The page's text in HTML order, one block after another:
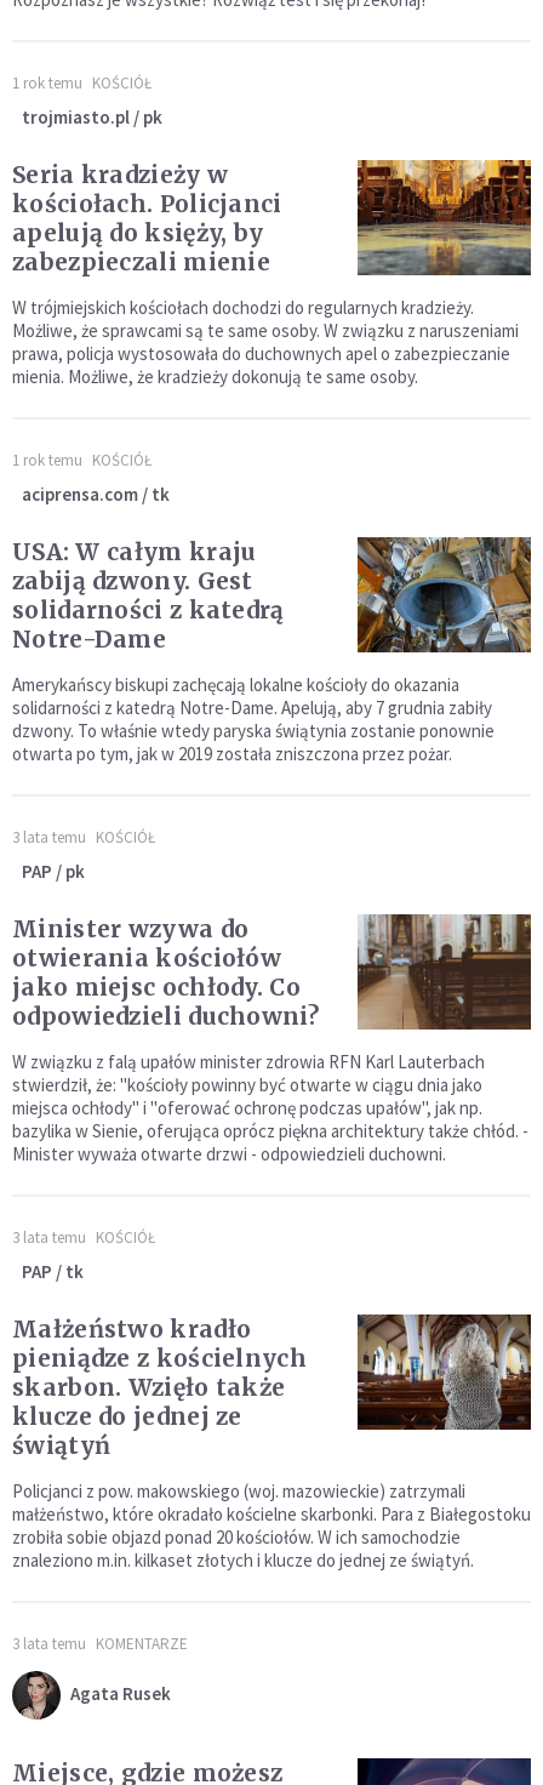
1 rok temu KOŚCIÓŁ
trojmiasto.pl / pk
Seria kradzieży w
kościołach. Policjanci
apelują do księży, by
zabezpieczali mienie
W trójmiejskich kościołach dochodzi do regularnych kradzieży.
Możliwe, że sprawcami są te same osoby. W związku z naruszeniami
prawa, policja wystosowała do duchownych apel o zabezpieczanie
mienia. Możliwe, że kradzieży dokonują te same osoby.
1 rok temu KOŚCIÓŁ
aciprensa.com / tk
USA: W całym kraju
zabiją dzwony. Gest
solidarności z katedrą
Notre-Dame
Amerykańscy biskupi zachęcają lokalne kościoły do okazania
solidarności z katedrą Notre-Dame. Apelują, aby 7 grudnia zabiły
dzwony. To właśnie wtedy paryska świątynia zostanie ponownie
otwarta po tym, jak w 2019 została zniszczona przez pożar.
3 lata temu KOŚCIÓŁ
PAP / pk
Minister wzywa do
otwierania kościołów
jako miejsc ochłody. Co
odpowiedzieli duchowni?
W związku z falą upałów minister zdrowia RFN Karl Lauterbach
stwierdził, że: "kościoły powinny być otwarte w ciągu dnia jako
miejsca ochłody" i "oferować ochronę podczas upałów", jak np.
bazylika w Sienie, oferująca oprócz piękna architektury także chłód. -
Minister wyważa otwarte drzwi - odpowiedzieli duchowni.
3 lata temu KOŚCIÓŁ
PAP / tk
Małżeństwo kradło
pieniądze z kościelnych
skarbon. Wzięło także
klucze do jednej ze
świątyń
Policjanci z pow. makowskiego (woj. mazowieckie) zatrzymali
małżeństwo, które okradało kościelne skarbonki. Para z Białegostoku
zrobiła sobie objazd ponad 20 kościołów. W ich samochodzie
znaleziono m.in. kilkaset złotych i klucze do jednej ze świątyń.
3 lata temu KOMENTARZE
Agata Rusek
Miejsce, gdzie możesz